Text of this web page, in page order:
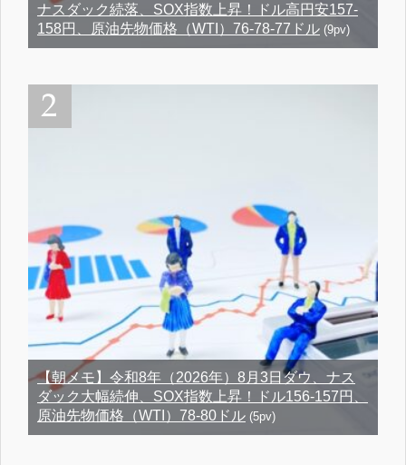
ナスダック続落、SOX指数上昇！ドル高円安157-
158円、原油先物価格（WTI）76-78-77ドル (9pv)
【朝メモ】令和8年（2026年）8月3日ダウ、ナス
ダック大幅続伸、SOX指数上昇！ドル156-157円、
原油先物価格（WTI）78-80ドル (5pv)